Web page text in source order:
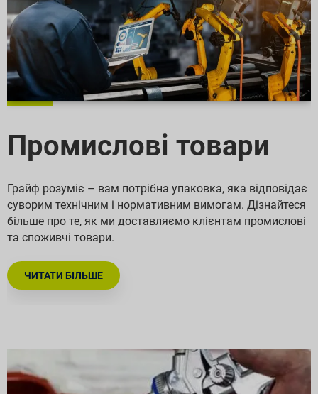
Промислові товари
Грайф розуміє – вам потрібна упаковка, яка відповідає
суворим технічним і нормативним вимогам. Дізнайтеся
більше про те, як ми доставляємо клієнтам промислові
та споживчі товари.
ЧИТАТИ БІЛЬШЕ